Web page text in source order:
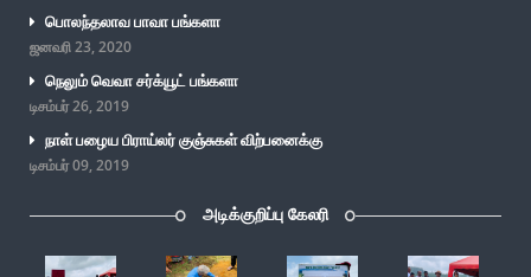
பொலந்தலாவ பாவா பங்களா
ஜனவரி 23, 2020
நெலும் வெவா சர்க்யூட் பங்களா
டிசம்பர் 26, 2019
நாள் பழைய பிராய்லர் குஞ்சுகள் விற்பனைக்கு
டிசம்பர் 09, 2019
அடிக்குறிப்பு கேலரி